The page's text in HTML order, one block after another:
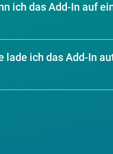
ich das Add-In auf
lade ich das Add-In